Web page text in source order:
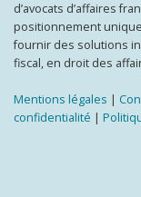
d’avocats d’affaires
positionnement
fournir des solutions
fiscal, en droit des
Mentions légales |
confidentialité |